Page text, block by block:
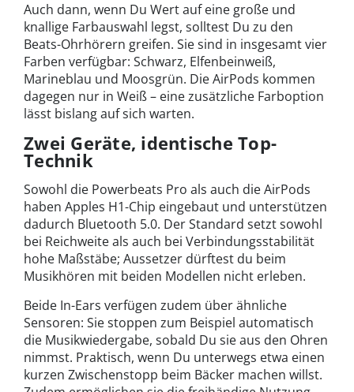
Auch dann, wenn Du Wert auf eine große und
knallige Farbauswahl legst, solltest Du zu den
Beats-Ohrhörern greifen. Sie sind in insgesamt vier
Farben verfügbar: Schwarz, Elfenbeinweiß,
Marineblau und Moosgrün. Die AirPods kommen
dagegen nur in Weiß – eine zusätzliche Farboption
lässt bislang auf sich warten.
Zwei Geräte, identische Top-
Technik
Sowohl die Powerbeats Pro als auch die AirPods
haben Apples H1-Chip eingebaut und unterstützen
dadurch Bluetooth 5.0. Der Standard setzt sowohl
bei Reichweite als auch bei Verbindungsstabilität
hohe Maßstäbe; Aussetzer dürftest du beim
Musikhören mit beiden Modellen nicht erleben.
Beide In-Ears verfügen zudem über ähnliche
Sensoren: Sie stoppen zum Beispiel automatisch
die Musikwiedergabe, sobald Du sie aus den Ohren
nimmst. Praktisch, wenn Du unterwegs etwa einen
kurzen Zwischenstopp beim Bäcker machen willst.